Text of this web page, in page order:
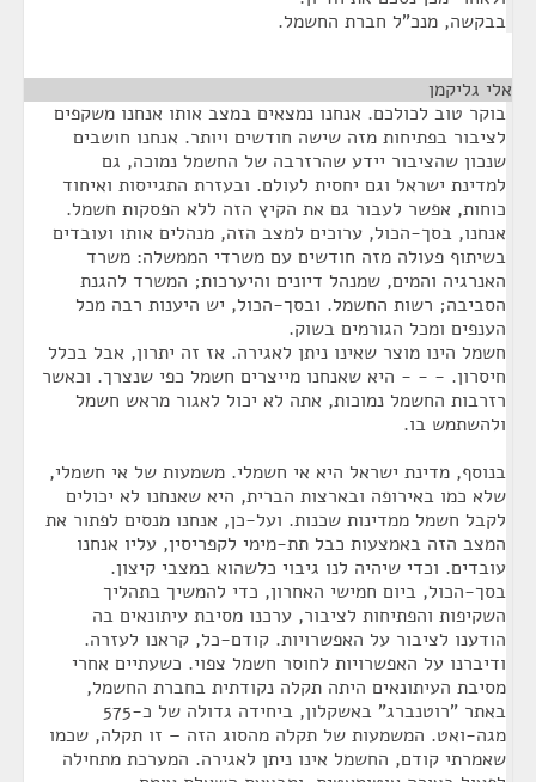
בבקשה, מנכ"ל חברת החשמל.
אלי גליקמן
בוקר טוב לכולכם. אנחנו נמצאים במצב אותו אנחנו משקפים
לציבור בפתיחות מזה שישה חודשים ויותר. אנחנו חושבים
שנכון שהציבור יידע שהרזרבה של החשמל נמוכה, גם
למדינת ישראל וגם יחסית לעולם. ובעזרת התגייסות ואיחוד
כוחות, אפשר לעבור גם את הקיץ הזה ללא הפסקות חשמל.
אנחנו, בסך-הכול, ערוכים למצב הזה, מנהלים אותו ועובדים
בשיתוף פעולה מזה חודשים עם משרדי הממשלה: משרד
האנרגיה והמים, שמנהל דיונים והיערכות; המשרד להגנת
הסביבה; רשות החשמל. ובסך-הכול, יש היענות רבה מכל
הענפים ומכל הגורמים בשוק.
חשמל הינו מוצר שאינו ניתן לאגירה. אז זה יתרון, אבל בכלל
חיסרון. - - - היא שאנחנו מייצרים חשמל כפי שנצרך. וכאשר
רזרבות החשמל נמוכות, אתה לא יכול לאגור מראש חשמל
ולהשתמש בו.
בנוסף, מדינת ישראל היא אי חשמלי. משמעות של אי חשמלי,
שלא כמו באירופה ובארצות הברית, היא שאנחנו לא יכולים
לקבל חשמל ממדינות שכנות. ועל-כן, אנחנו מנסים לפתור את
המצב הזה באמצעות כבל תת-מימי לקפריסין, עליו אנחנו
עובדים. וכדי שיהיה לנו גיבוי כלשהוא במצבי קיצון.
בסך-הכול, ביום חמישי האחרון, כדי להמשיך בתהליך
השקיפות והפתיחות לציבור, ערכנו מסיבת עיתונאים בה
הודענו לציבור על האפשרויות. קודם-כל, קראנו לעזרה.
ודיברנו על האפשרויות לחוסר חשמל צפוי. כשעתיים אחרי
מסיבת העיתונאים היתה תקלה נקודתית בחברת החשמל,
באתר "רוטנברג" באשקלון, ביחידה גדולה של כ-575
מגה-ואט. המשמעות של תקלה מהסוג הזה – זו תקלה, שכמו
שאמרתי קודם, החשמל אינו ניתן לאגירה. המערכת מתחילה